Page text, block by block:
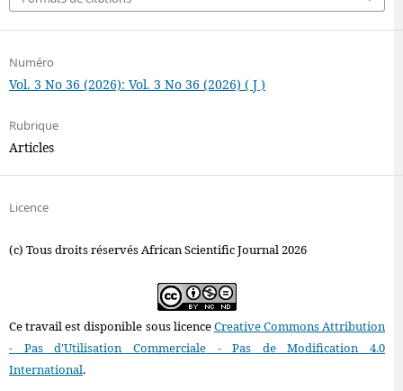
Numéro
Vol. 3 No 36 (2026): Vol. 3 No 36 (2026) ( J )
Rubrique
Articles
Licence
(c) Tous droits réservés African Scientific Journal 2026
Ce travail est disponible sous licenceCreative Commons Attribution
- Pas d'Utilisation Commerciale - Pas de Modification 4.0
International.